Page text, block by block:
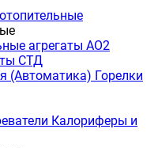
агрегаты АО2
СТД
(Автоматика) Горелки
Калориферы и